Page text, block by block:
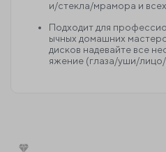
и/стекла/мрамора и
Подходит для
ычных домашних
дисков надевайте все
яжение (глаза/уши/лицо/